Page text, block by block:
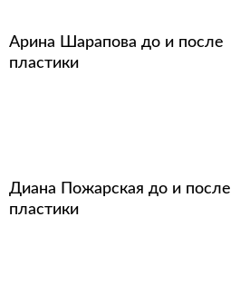
Арина Шарапова до и после
пластики
Диана Пожарская до и после
пластики